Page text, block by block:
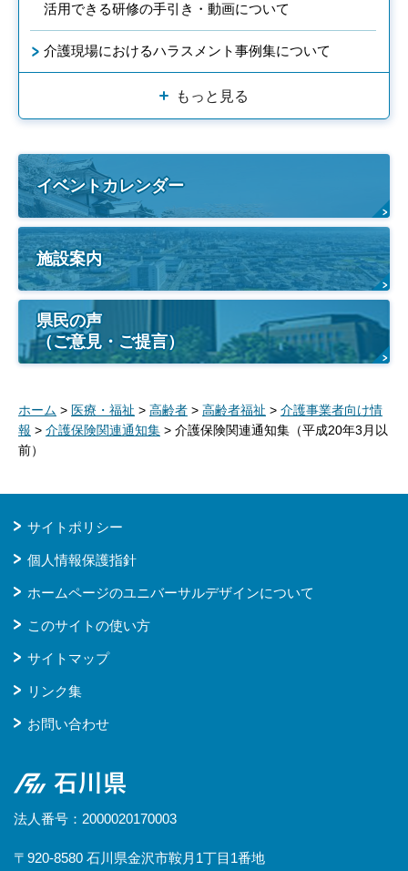
活用できる研修の手引き・動画について
介護現場におけるハラスメント事例集について
もっと見る
イベントカレンダー
施設案内
県民の声
（ご意見・ご提言）
ホーム > 医療・福祉 > 高齢者 > 高齢者福祉 > 介護事業者向け情
報 > 介護保険関連通知集 > 介護保険関連通知集（平成20年3月以
前）
サイトポリシー
個人情報保護指針
ホームページのユニバーサルデザインについて
このサイトの使い方
サイトマップ
リンク集
お問い合わせ
石川県
法人番号：2000020170003
〒920-8580 石川県金沢市鞍月1丁目1番地